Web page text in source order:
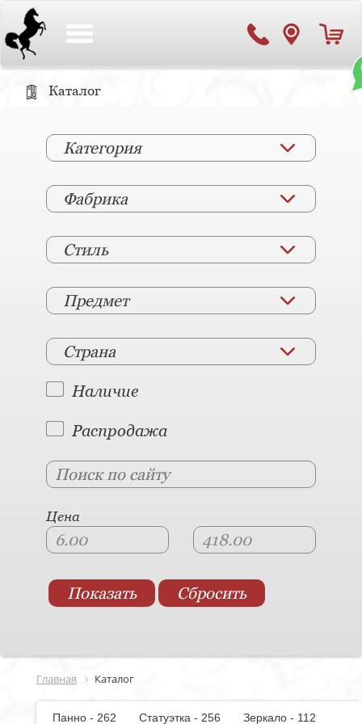
Каталог
Категория
Фабрика
Стиль
Предмет
Страна
Наличие
Распродажа
Цена
Главная Каталог
Панно - 262 Статуэтка - 256
Зеркало - 112